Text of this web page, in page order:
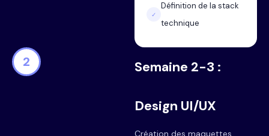
✓
Définition de la stack
technique
2 Semaine 2-3 :
Design UI/UX
Création des maquettes